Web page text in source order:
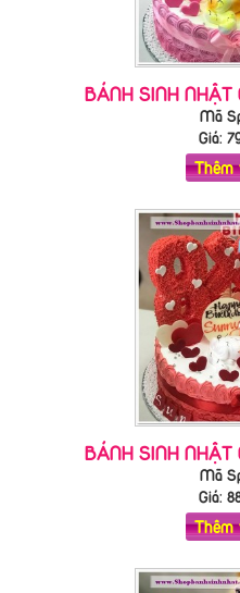
BÁNH SINH NHẬT
Mã
Giá:
BÁNH SINH NHẬT
Mã
Giá: